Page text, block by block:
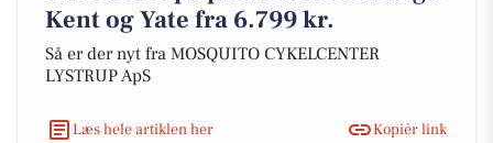
Kent og Yate fra 6.799 kr.
Så er der nyt fra MOSQUITO CYKELCENTER
LYSTRUP ApS
Læs hele artiklen her Kopiér link